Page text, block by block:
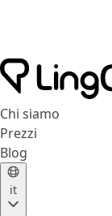
Chi siamo
Prezzi
Blog
it